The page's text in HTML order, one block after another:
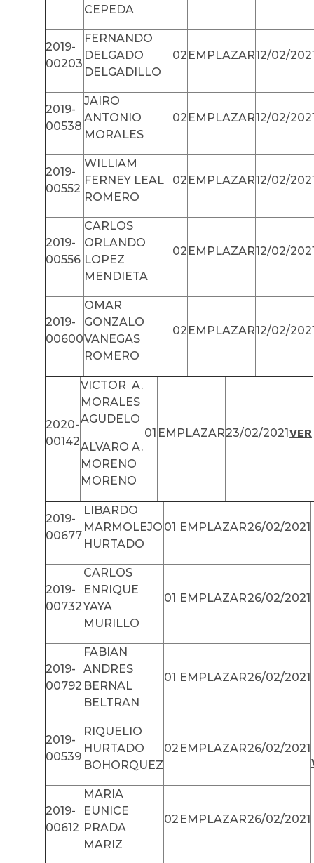
CEPEDA
2019-
00203
FERNANDO
DELGADO
DELGADILLO
02 EMPLAZAR12/02/
2019-
00538
JAIRO
ANTONIO
MORALES
02 EMPLAZAR12/02/
2019-
00552
WILLIAM
FERNEY LEAL
ROMERO
02 EMPLAZAR12/02/
2019-
00556
CARLOS
ORLANDO
LOPEZ
MENDIETA
02 EMPLAZAR12/02/
2019-
00600
OMAR
GONZALO
VANEGAS
ROMERO
02 EMPLAZAR12/02/
2020-
00142
VICTOR A.
MORALES
AGUDELO
ALVARO A.
MORENO
MORENO
01 EMPLAZAR23/02/2021VER
2019-
00677
LIBARDO
MARMOLEJO
HURTADO
01 EMPLAZAR26/02/2021
2019-
00732
CARLOS
ENRIQUE
YAYA
MURILLO
01 EMPLAZAR26/02/2021
2019-
00792
FABIAN
ANDRES
BERNAL
BELTRAN
01 EMPLAZAR26/02/2021
2019-
00539
RIQUELIO
HURTADO
BOHORQUEZ
02 EMPLAZAR26/02/2021
2019-
00612
MARIA
EUNICE
PRADA
MARIZ
02 EMPLAZAR26/02/2021